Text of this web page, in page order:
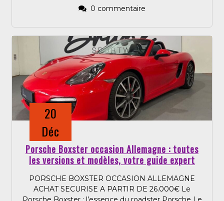
0 commentaire
20
Déc
Porsche Boxster occasion Allemagne : toutes
les versions et modèles, votre guide expert
PORSCHE BOXSTER OCCASION ALLEMAGNE
ACHAT SECURISE A PARTIR DE 26.000€ Le